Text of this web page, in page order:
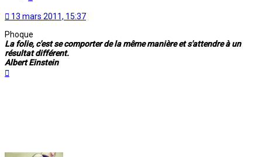
13 mars 2011, 15:37
Phoque
La folie, c'est se comporter de la même manière et s'attendre à un
résultat différent.
Albert Einstein